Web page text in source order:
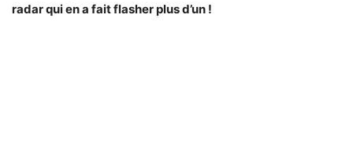
radar qui en a fait flasher plus d’un !